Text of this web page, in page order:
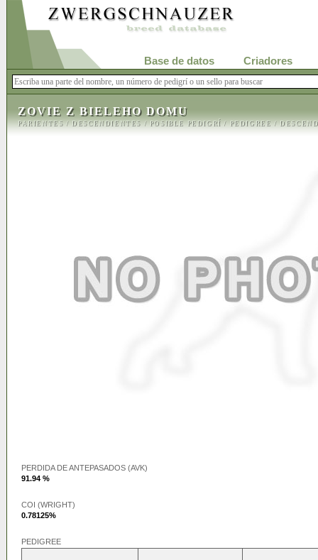
Base de datos Criadores
ZOVIE Z BIELEHO DOMU
PARIENTES/DESCENDIENTES/POSIBLE PEDIGRÍ/PEDIGREE/
PERDIDA DE ANTEPASADOS (AVK)
91.94 %
COI (WRIGHT)
0.78125%
PEDIGREE